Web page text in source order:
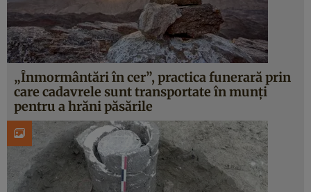
„Înmormântări în cer”, practica funerară prin
care cadavrele sunt transportate în munți
pentru a hrăni păsările